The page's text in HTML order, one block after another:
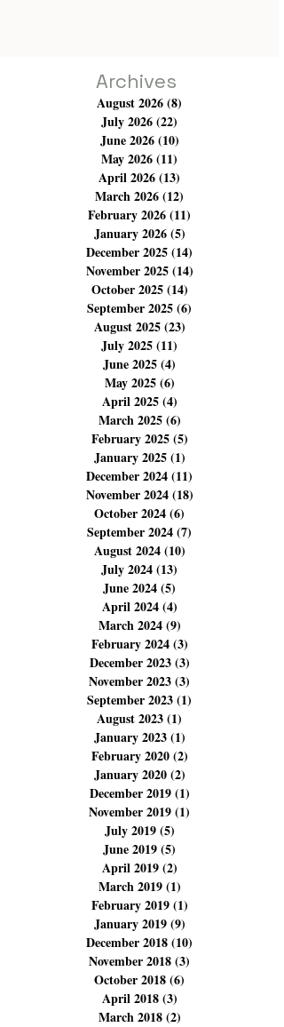
Archives
August 2026 (8)
July 2026 (22)22 posts
June 2026(10)10 posts
May 2026(11)11 posts
April 2026(13)13 posts
March 2026(12)12 posts
February 2026 (11)11 posts
January 2026 (5)5 posts
December 2025(14)
November 2025(14)
October 2025 (14)
September 2025
August 2025(23)
July 2025(11)
June 2025(4)4 posts
May 2025(6)6 posts
April 2025(4)4 posts
March 2025(6)6 posts
February 2025 (5)5 posts
January 2025 (1)
December 2024(11)
November 2024(18)
October 2024(6)
September 2024
August 2024 (10)
July 2024(13)13 posts
June 2024(5)5 posts
April 2024(4)4 posts
March 2024(9)9 posts
February 2024(3)3 posts
December 2023(3)
November 2023 (3)
September 2023 (1)
August 2023 (1)1 post
January 2023(1)1 post
February 2020 (2)2 posts
January 2020(2)
December 2019(1)
November 2019(1)
July 2019 (5)5 posts
June 2019(5)5 posts
April 2019(2)2 posts
March 2019(1)1 post
February 2019 (1)1 post
January 2019 (9)
December 2018(10)
November 2018(3)